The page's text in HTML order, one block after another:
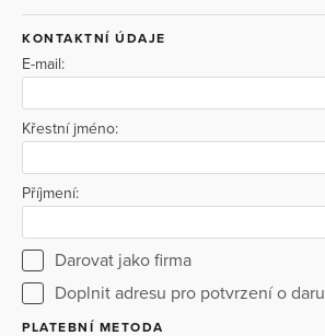
KONTAKTNÍ ÚDAJE
E-mail:
Křestní jméno:
Příjmení:
Darovat jako firma
Doplnit adresu pro potvrzení o daru
PLATEBNÍ METODA